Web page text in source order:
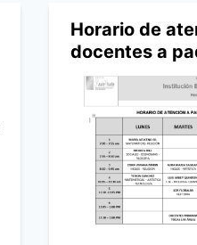
Horario de
docentes a